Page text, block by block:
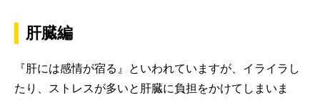
肝臓編
『肝には感情が宿る』といわれていますが、イライラし
たり、ストレスが多いと肝臓に負担をかけてしまいま